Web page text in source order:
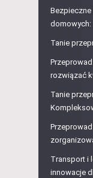
domowych:
Tanie
rozwiązać
Tanie
Transport i
innowacje